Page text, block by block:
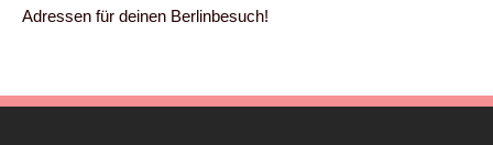
Adressen für deinen Berlinbesuch!